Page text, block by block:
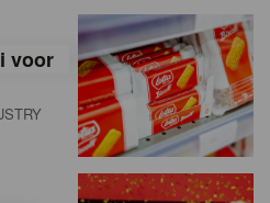
voor